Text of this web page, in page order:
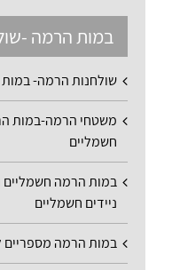
במות הרמה -
שולחנות הרמה- במות
משטחי הרמה-במות
חשמליים
במות הרמה חשמליים
ניידים חשמליים
במות הרמה מספריים